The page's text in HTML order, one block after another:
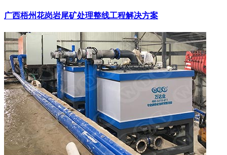
广西梧州花岗岩尾矿处理整线工程解决方案